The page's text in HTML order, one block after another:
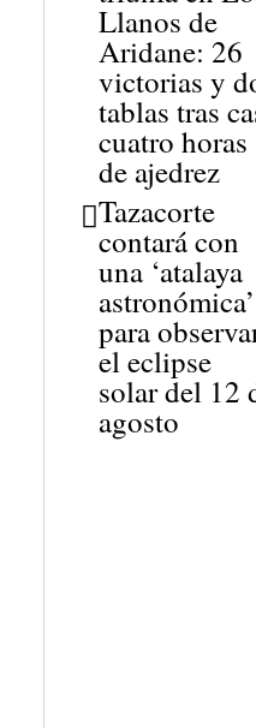
Llanos de
Aridane: 26
victorias y
tablas tras
cuatro horas
de ajedrez
Tazacorte
contará con
una ‘atalaya
astronómica’
para
el eclipse
solar del 12
agosto